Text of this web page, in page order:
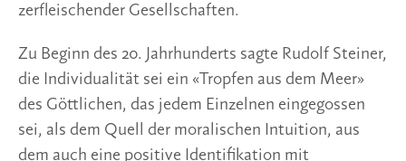
zerfleischender Gesellschaften.
Zu Beginn des 20. Jahrhunderts sagte Rudolf Steiner,
die Individualität sei ein «Tropfen aus dem Meer»
des Göttlichen, das jedem Einzelnen eingegossen
sei, als dem Quell der moralischen Intuition, aus
dem auch eine positive Identifikation mit